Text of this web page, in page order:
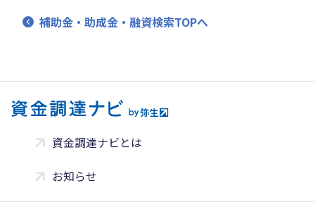
補助金・助成金・融資検索TOPへ
資金調達ナビとは
お知らせ